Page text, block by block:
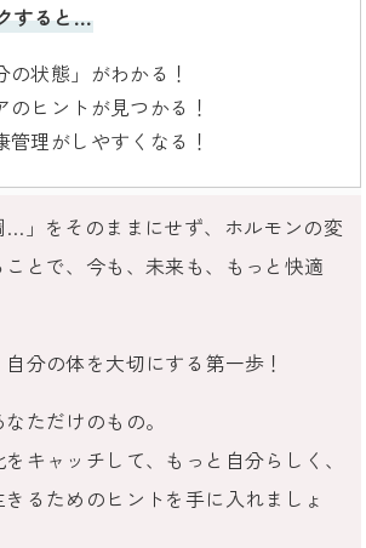
すると…
の状態」がわかる！
のヒントが見つかる！
管理がしやすくなる！
…」をそのままにせず、ホルモンの変
とで、今も、未来も、もっと快適
自分の体を大切にする第一歩！
ただけのもの。
キャッチして、もっと自分らしく、
るためのヒントを手に入れましょ